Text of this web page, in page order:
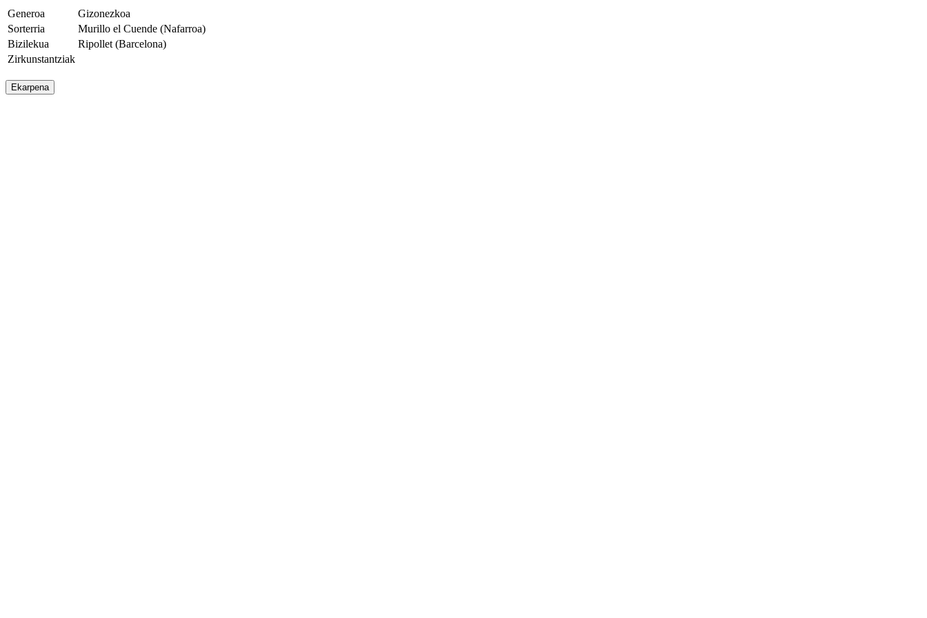
Generoa
Gizonezkoa
Sorterria
Murillo el Cuende (Nafarroa)
Bizilekua
Ripollet (Barcelona)
Zirkunstantziak